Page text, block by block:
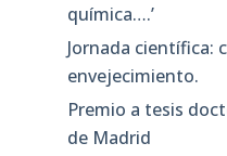
química….’
Jornada científica:
envejecimiento.
Premio a tesis
de Madrid